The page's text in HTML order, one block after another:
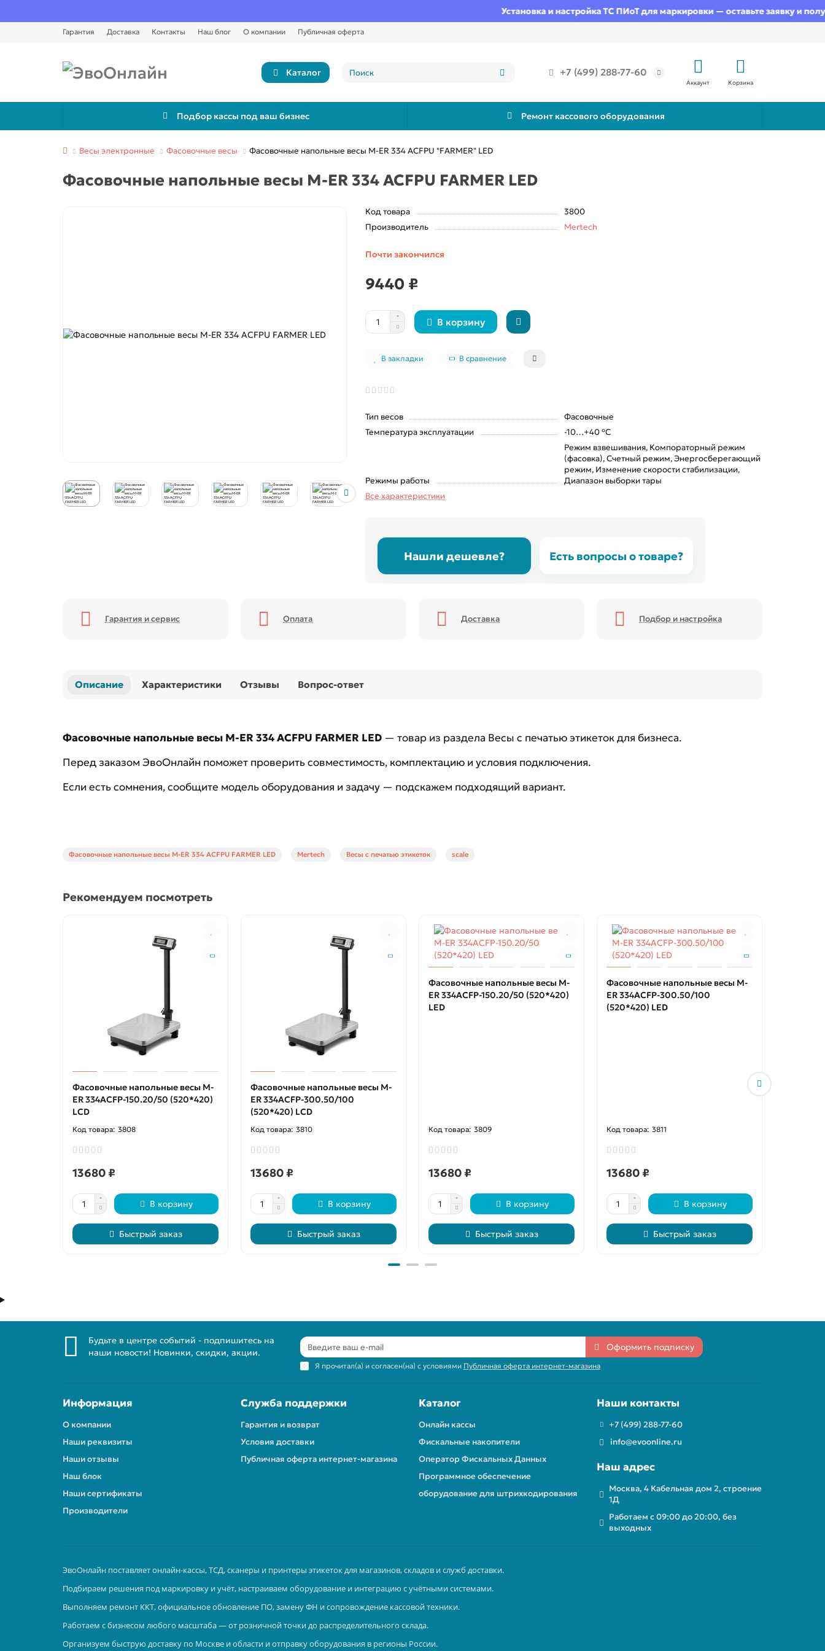
Установка и настройка ТС ПИоТ для маркировки — оставьте заявку и
Гарантия Доставка Контакты Наш блог О компании Публичная оферта
Каталог +7 (499) 288-77-60
Аккаунт Корзина
Подбор кассы под ваш бизнес Ремонт кассового оборудования
Весы электронные Фасовочные весы Фасовочные напольные весы M-ER 334 ACFPU "FARMER" LED
Фасовочные напольные весы M-ER 334 ACFPU FARMER LED
Код товара
3800
Производитель
Mertech
Почти закончился
9440 ₽
В корзину
В закладки В сравнение
Тип весов
Фасовочные
Температура эксплуатации
-10…+40 °С
Режимы работы
Режим взвешивания, Компораторный режим
(фасовка), Счетный режим, Энергосберегающий
режим, Изменение скорости стабилизации,
Диапазон выборки тары
Все характеристики
Нашли дешевле? Есть вопросы о товаре?
Гарантия и сервис Оплата Доставка Подбор и настройка
Описание Характеристики Отзывы Вопрос-ответ
Фасовочные напольные весы M-ER 334 ACFPU FARMER LED — товар из раздела Весы с печатью этикеток для бизнеса.
Перед заказом ЭвоОнлайн поможет проверить совместимость, комплектацию и условия подключения.
Если есть сомнения, сообщите модель оборудования и задачу — подскажем подходящий вариант.
Фасовочные напольные весы M-ER 334 ACFPU FARMER LED Mertech Весы с печатью этикеток scale
Рекомендуем посмотреть
Фасовочные напольные весы M-
ER 334ACFP-150.20/50 (520*420)
LCD
3808
13680 ₽
В корзину
Быстрый заказ
Фасовочные напольные весы M-
ER 334ACFP-300.50/100
(520*420) LCD
3810
13680 ₽
В корзину
Быстрый заказ
Фасовочные напольные весы M-
ER 334ACFP-150.20/50 (520*420)
LED
3809
13680 ₽
В корзину
Быстрый заказ
Фасовочные напольные весы M-
ER 334ACFP-300.50/100
(520*420) LED
3811
13680 ₽
В корзину
Быстрый заказ
Будьте в центре событий - подпишитесь на
наши новости! Новинки, скидки, акции.
Оформить подписку
Я прочитал(а) и согласен(на) с условиями Публичная оферта интернет-магазина
Информация
О компании
Наши реквизиты
Наши отзывы
Наш блок
Наши сертификаты
Производители
Служба поддержки
Гарантия и возврат
Условия доставки
Публичная оферта интернет-магазина
Каталог
Онлайн кассы
Фискальные накопители
Оператор Фискальных Данных
Программное обеспечение
оборудование для штрихкодирования
Наши контакты
+7 (499) 288-77-60
info@evoonline.ru
Наш адрес
Москва, 4 Кабельная дом 2, строение
1Д
Работаем с 09:00 до 20:00, без
выходных
ЭвоОнлайн поставляет онлайн-кассы, ТСД, сканеры и принтеры этикеток для магазинов, складов и служб доставки.
Подбираем решения под маркировку и учёт, настраиваем оборудование и интеграцию с учётными системами.
Выполняем ремонт ККТ, официальное обновление ПО, замену ФН и сопровождение кассовой техники.
Работаем с бизнесом любого масштаба — от розничной точки до распределительного склада.
Организуем быструю доставку по Москве и области и отправку оборудования в регионы России.